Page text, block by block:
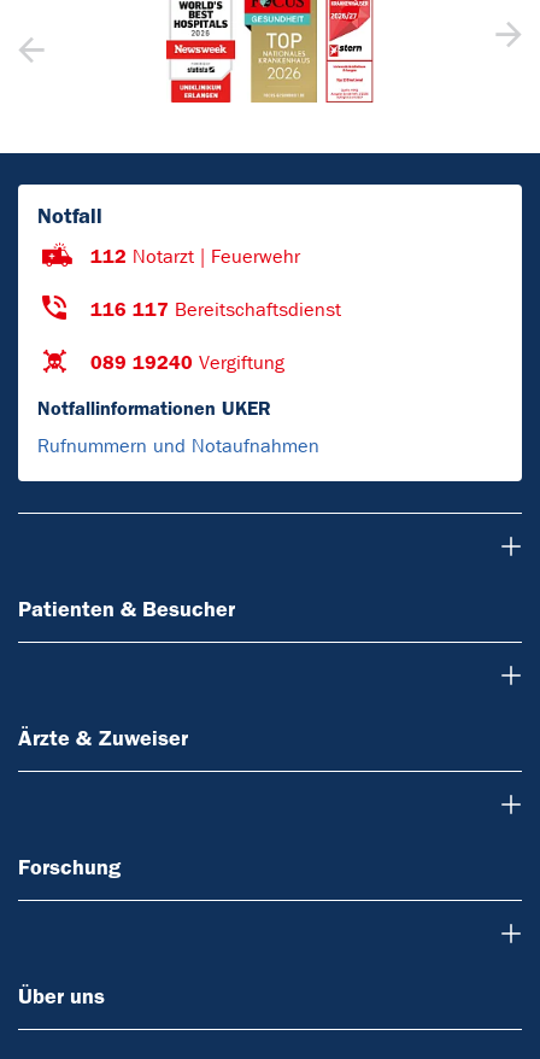
Notfall
112 Notarzt | Feuerwehr
116 117 Bereitschaftsdienst
089 19240 Vergiftung
Notfallinformationen UKER
Rufnummern und Notaufnahmen
Patienten & Besucher
Ärzte & Zuweiser
Forschung
Über uns